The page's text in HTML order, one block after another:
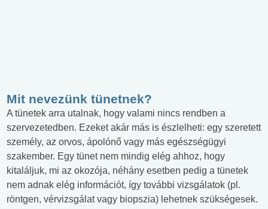
Mit nevezünk tünetnek?
A tünetek arra utalnak, hogy valami nincs rendben a
szervezetedben. Ezeket akár más is észlelheti: egy szeretett
személy, az orvos, ápolónő vagy más egészségügyi
szakember. Egy tünet nem mindig elég ahhoz, hogy
kitaláljuk, mi az okozója, néhány esetben pedig a tünetek
nem adnak elég információt, így további vizsgálatok (pl.
röntgen, vérvizsgálat vagy biopszia) lehetnek szükségesek.